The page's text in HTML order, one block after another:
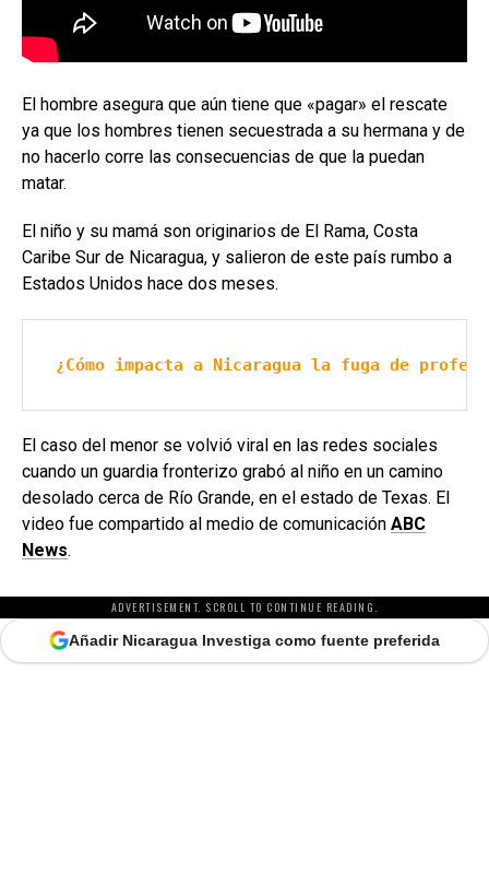
El hombre asegura que aún tiene que «pagar» el rescate
ya que los hombres tienen secuestrada a su hermana y de
no hacerlo corre las consecuencias de que la puedan
matar.
El niño y su mamá son originarios de El Rama, Costa
Caribe Sur de Nicaragua, y salieron de este país rumbo a
Estados Unidos hace dos meses.
¿Cómo impacta a Nicaragua la fuga de
El caso del menor se volvió viral en las redes sociales
cuando un guardia fronterizo grabó al niño en un camino
desolado cerca de Río Grande, en el estado de Texas. El
video fue compartido al medio de comunicación ABC
News.
ADVERTISEMENT. SCROLL TO CONTINUE READING.
Añadir Nicaragua Investiga como fuente preferida